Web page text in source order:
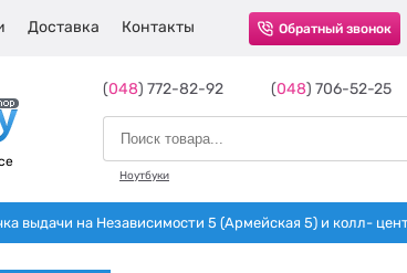
Доставка Контакты Обратный звонок
(048) 772-82-92 (048) 706-52-25
Ноутбуки
выдачи на Независимости 5 (Армейская 5) и колл-